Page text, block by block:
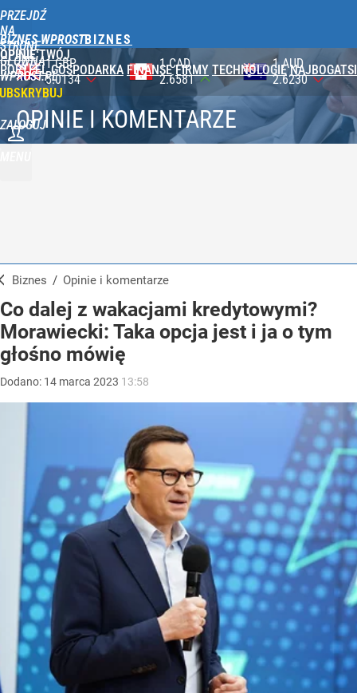
PRZEJDŹ
NA
STRONĘ
GŁÓWNĄ
WPROST.PL
BIZNES WPROST
OPINIE TWÓJ
PORTFEL GOSPODARKA FINANSE FIRMY TECHNOLOGIE NAJBOGATSI
ZALOGUJ
1 CAD
2.6581
1 AUD
2.6230
100 JPY
2.3590
OPINIE I KOMENTARZE
Biznes / Opinie i komentarze
Co dalej z wakacjami kredytowymi?
Morawiecki: Taka opcja jest i ja o tym
głośno mówię
Dodano: 14 marca 2023 13:58